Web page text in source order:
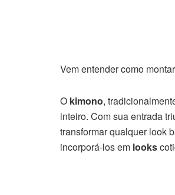
Vem entender como
O kimono,
inteiro. Com sua entrada
transformar qualquer look
incorporá-los em looks